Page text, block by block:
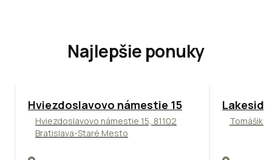
Najlepšie ponuky
ODPORÚČAME
Hviezdoslavovo námestie 15
Hviezdoslavovo námestie 15, 81102
Bratislava-Staré Mesto